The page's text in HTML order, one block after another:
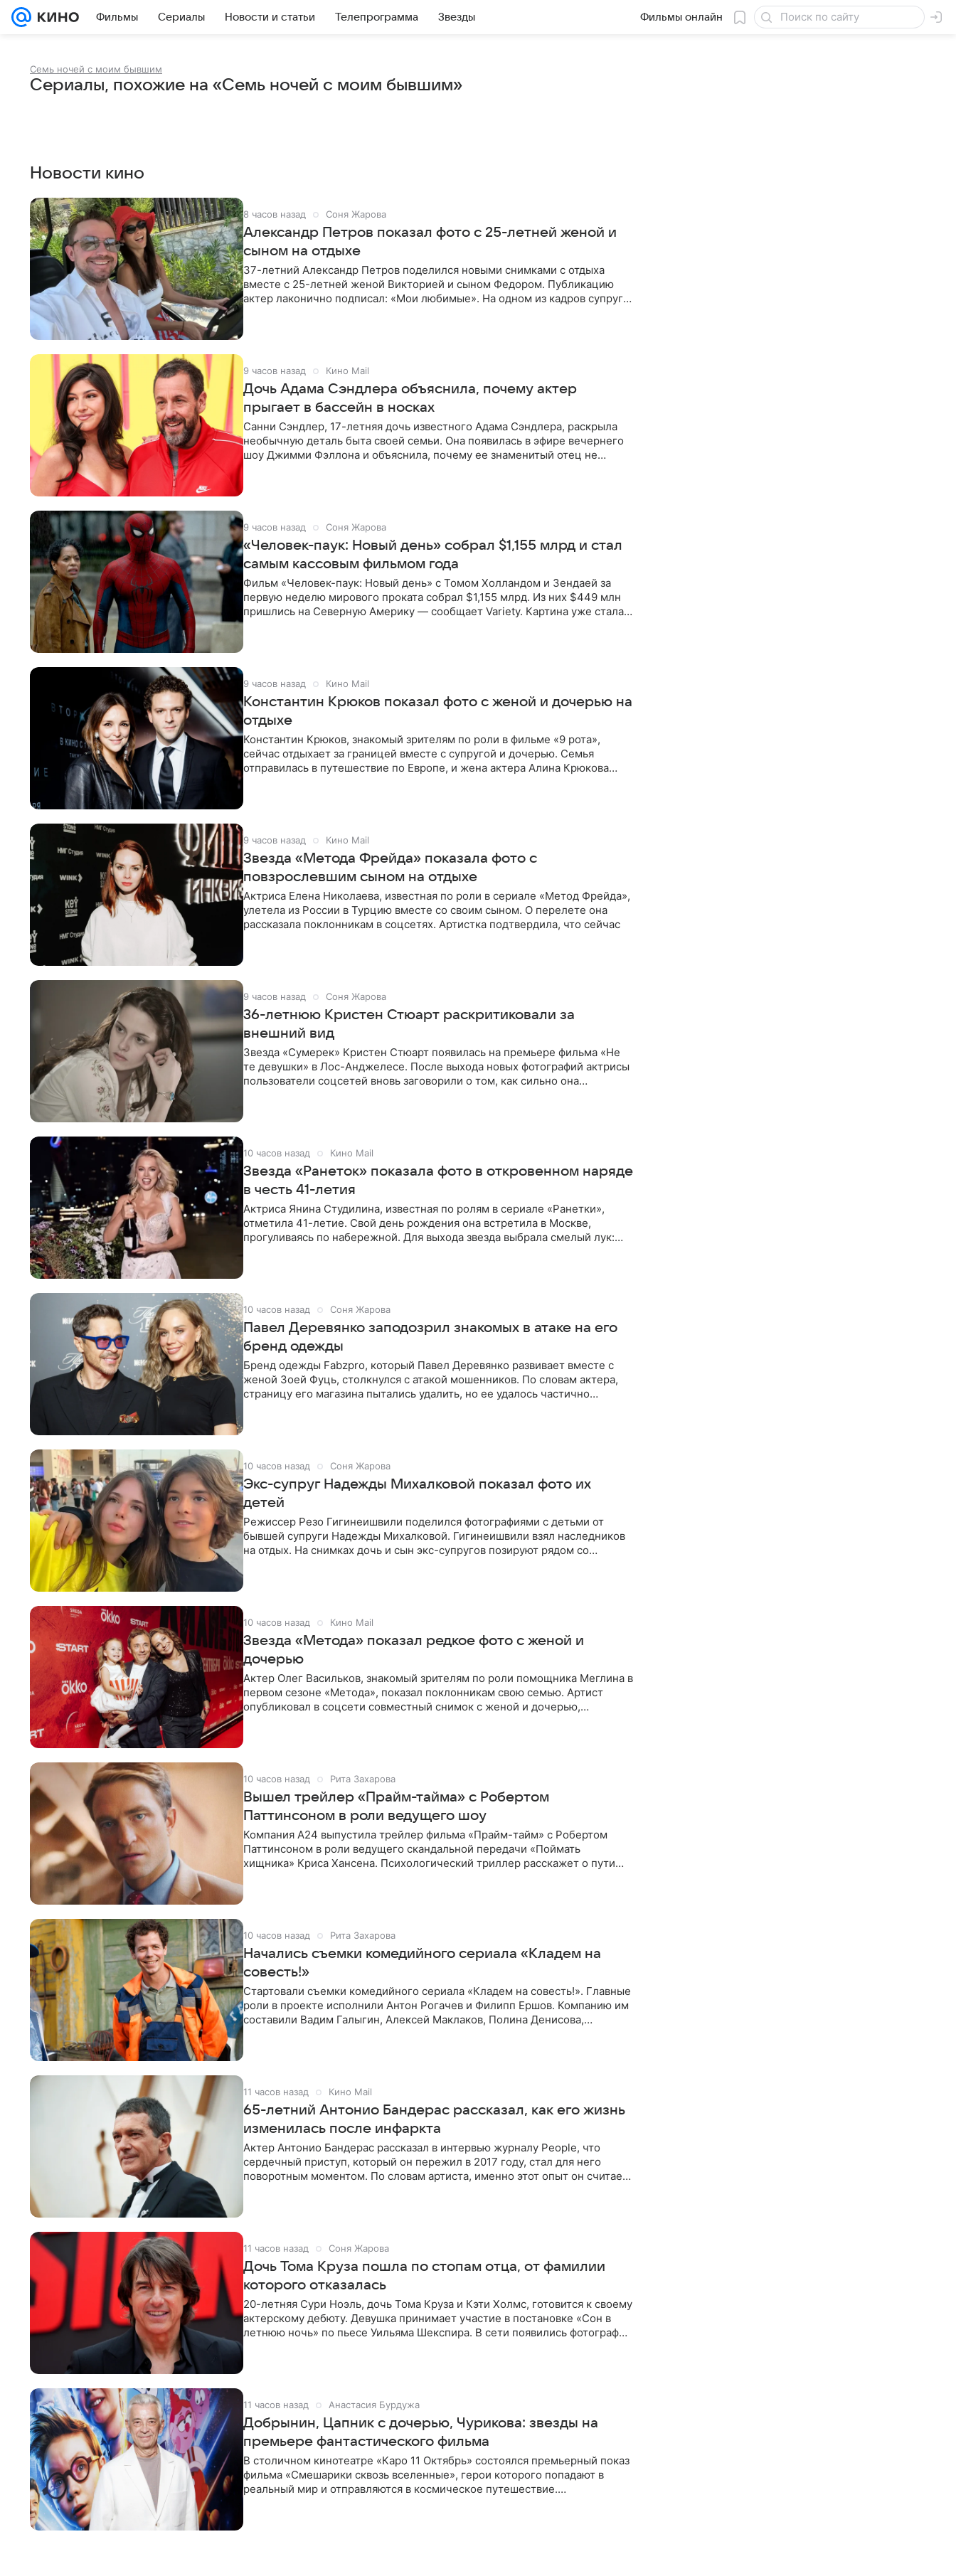
Фильмы Сериалы Новости и статьи Телепрограмма Звезды Фильмы онлайн
Семь ночей с моим бывшим
Сериалы, похожие на «Семь ночей с моим бывшим»
Новости кино
8 часов назад Соня Жарова
Александр Петров показал фото с 25-летней женой и
сыном на отдыхе
37-летний Александр Петров поделился новыми снимками с отдыха
вместе с 25-летней женой Викторией и сыном Федором. Публикацию
актер лаконично подписал: «Мои любимые». На одном из кадров супруги
9 часов назад Кино Mail
Дочь Адама Сэндлера объяснила, почему актер
прыгает в бассейн в носках
Санни Сэндлер, 17-летняя дочь известного Адама Сэндлера, раскрыла
необычную деталь быта своей семьи. Она появилась в эфире вечернего
шоу Джимми Фэллона и объяснила, почему ее знаменитый отец не
9 часов назад Соня Жарова
«Человек-паук: Новый день» собрал $1,155 млрд и стал
самым кассовым фильмом года
Фильм «Человек-паук: Новый день» с Томом Холландом и Зендаей за
первую неделю мирового проката собрал $1,155 млрд. Из них $449 млн
пришлись на Северную Америку — сообщает Variety. Картина уже стала
9 часов назад Кино Mail
Константин Крюков показал фото с женой и дочерью на
отдыхе
Константин Крюков, знакомый зрителям по роли в фильме «9 рота»,
сейчас отдыхает за границей вместе с супругой и дочерью. Семья
отправилась в путешествие по Европе, и жена актера Алина Крюкова
9 часов назад Кино Mail
Звезда «Метода Фрейда» показала фото с
повзрослевшим сыном на отдыхе
Актриса Елена Николаева, известная по роли в сериале «Метод Фрейда»,
улетела из России в Турцию вместе со своим сыном. О перелете она
рассказала поклонникам в соцсетях. Артистка подтвердила, что сейчас
9 часов назад Соня Жарова
36-летнюю Кристен Стюарт раскритиковали за
внешний вид
Звезда «Сумерек» Кристен Стюарт появилась на премьере фильма «Не
те девушки» в Лос-Анджелесе. После выхода новых фотографий актрисы
пользователи соцсетей вновь заговорили о том, как сильно она
10 часов назад Кино Mail
Звезда «Ранеток» показала фото в откровенном наряде
в честь 41-летия
Актриса Янина Студилина, известная по ролям в сериале «Ранетки»,
отметила 41-летие. Свой день рождения она встретила в Москве,
прогуливаясь по набережной. Для выхода звезда выбрала смелый лук:
10 часов назад Соня Жарова
Павел Деревянко заподозрил знакомых в атаке на его
бренд одежды
Бренд одежды Fabzpro, который Павел Деревянко развивает вместе с
женой Зоей Фуць, столкнулся с атакой мошенников. По словам актера,
страницу его магазина пытались удалить, но ее удалось частично
10 часов назад Соня Жарова
Экс-супруг Надежды Михалковой показал фото их
детей
Режиссер Резо Гигинеишвили поделился фотографиями с детьми от
бывшей супруги Надежды Михалковой. Гигинеишвили взял наследников
на отдых. На снимках дочь и сын экс-супругов позируют рядом со
10 часов назад Кино Mail
Звезда «Метода» показал редкое фото с женой и
дочерью
Актер Олег Васильков, знакомый зрителям по роли помощника Меглина в
первом сезоне «Метода», показал поклонникам свою семью. Артист
опубликовал в соцсети совместный снимок с женой и дочерью,
10 часов назад Рита Захарова
Вышел трейлер «Прайм-тайма» с Робертом
Паттинсоном в роли ведущего шоу
Компания A24 выпустила трейлер фильма «Прайм-тайм» с Робертом
Паттинсоном в роли ведущего скандальной передачи «Поймать
хищника» Криса Хансена. Психологический триллер расскажет о пути
10 часов назад Рита Захарова
Начались съемки комедийного сериала «Кладем на
совесть!»
Стартовали съемки комедийного сериала «Кладем на совесть!». Главные
роли в проекте исполнили Антон Рогачев и Филипп Ершов. Компанию им
составили Вадим Галыгин, Алексей Маклаков, Полина Денисова,
11 часов назад Кино Mail
65-летний Антонио Бандерас рассказал, как его жизнь
изменилась после инфаркта
Актер Антонио Бандерас рассказал в интервью журналу People, что
сердечный приступ, который он пережил в 2017 году, стал для него
поворотным моментом. По словам артиста, именно этот опыт он считает
11 часов назад Соня Жарова
Дочь Тома Круза пошла по стопам отца, от фамилии
которого отказалась
20-летняя Сури Ноэль, дочь Тома Круза и Кэти Холмс, готовится к своему
актерскому дебюту. Девушка принимает участие в постановке «Сон в
летнюю ночь» по пьесе Уильяма Шекспира. В сети появились фотографии
11 часов назад Анастасия Бурдужа
Добрынин, Цапник с дочерью, Чурикова: звезды на
премьере фантастического фильма
В столичном кинотеатре «Каро 11 Октябрь» состоялся премьерный показ
фильма «Смешарики сквозь вселенные», герои которого попадают в
реальный мир и отправляются в космическое путешествие.